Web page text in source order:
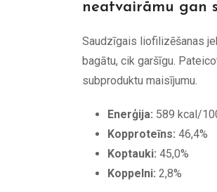
neatvairāmu gan
Saudzīgais liofilizēšanas
bagātu, cik garšīgu.
subproduktu maisījumu.
Enerģija: 589 kcal/
Kopproteīns: 46,4%
Koptauki: 45,0%
Koppelni: 2,8%